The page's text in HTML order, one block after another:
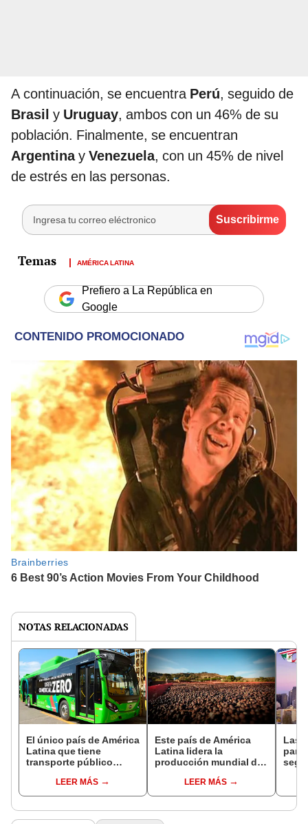
A continuación, se encuentra Perú, seguido de
Brasil y Uruguay, ambos con un 46% de su
población. Finalmente, se encuentran
Argentinay Venezuela, con un 45% de nivel
de estrés en las personas.
AMÉRICA LATINA
Prefiero a La República en
Google
NOTAS RELACIONADAS
El único país de América
Latina que tiene
transporte público
gratuito: no es Chile ni
Colombia
LEER MÁS
Este país de América
Latina lidera la
producción mundial de
a Colombia y Perú
LEER MÁS
Las
para